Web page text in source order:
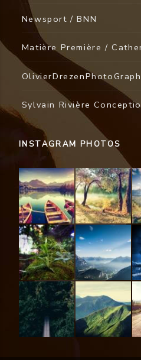
Newsport / BNN
Matière Première /
Sylvain Rivière
INSTAGRAM PHOTOS